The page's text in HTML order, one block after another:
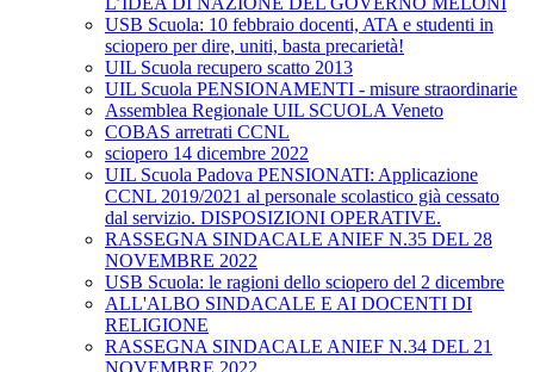
USB Scuola: 10 febbraio docenti, ATA e studenti in
sciopero per dire, uniti, basta precarietà!
UIL Scuola recupero scatto 2013
UIL Scuola PENSIONAMENTI - misure straordinarie
Assemblea Regionale UIL SCUOLA Veneto
COBAS arretrati CCNL
sciopero 14 dicembre 2022
UIL Scuola Padova PENSIONATI: Applicazione
CCNL 2019/2021 al personale scolastico già cessato
dal servizio. DISPOSIZIONI OPERATIVE.
RASSEGNA SINDACALE ANIEF N.35 DEL 28
NOVEMBRE 2022
USB Scuola: le ragioni dello sciopero del 2 dicembre
ALL'ALBO SINDACALE E AI DOCENTI DI
RELIGIONE
RASSEGNA SINDACALE ANIEF N.34 DEL 21